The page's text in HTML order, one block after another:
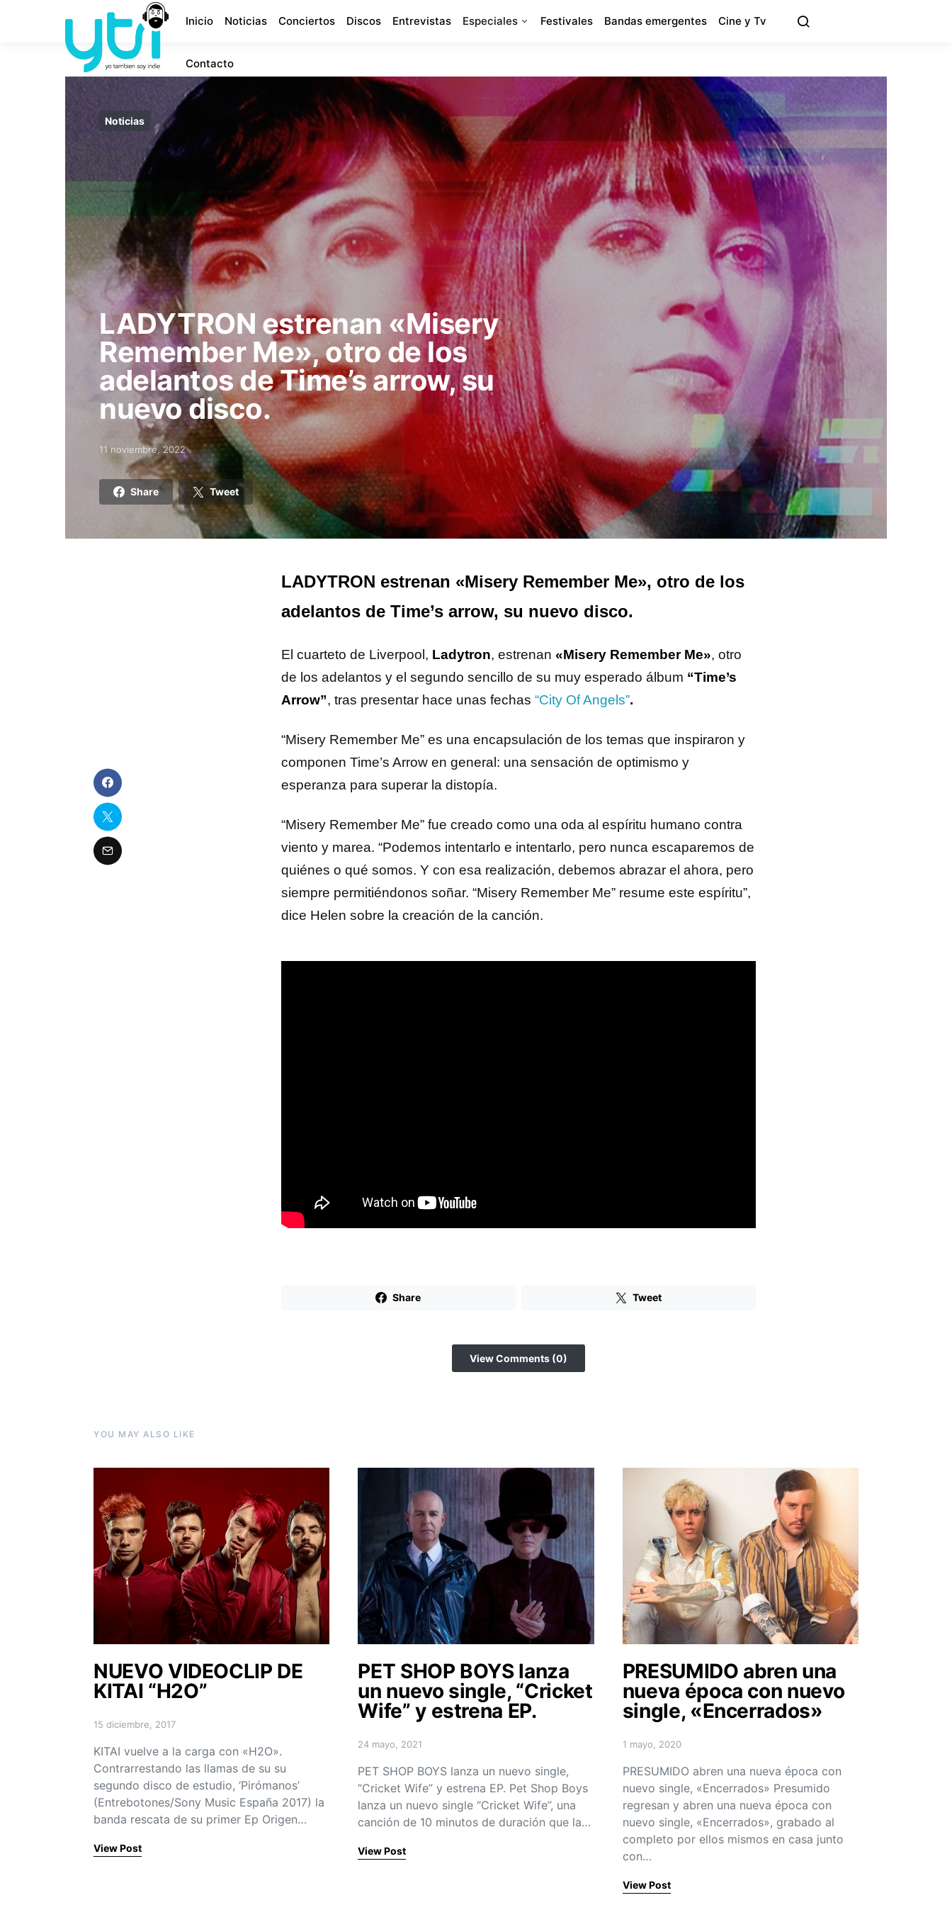
Inicio Noticias Conciertos Discos Entrevistas Especiales Festivales Bandas emergentes Cine y Tv
Contacto
Noticias
LADYTRON estrenan «Misery
Remember Me», otro de los
adelantos de Time’s arrow, su
nuevo disco.
Posted on
11 noviembre, 2022
Share Tweet
LADYTRON estrenan «Misery Remember Me», otro de los
adelantos de Time’s arrow, su nuevo disco.
El cuarteto de Liverpool, Ladytron, estrenan «Misery Remember Me», otro
de los adelantos y el segundo sencillo de su muy esperado álbum “Time’s
Arrow”, tras presentar hace unas fechas “City Of Angels”.
“Misery Remember Me” es una encapsulación de los temas que inspiraron y
componen Time’s Arrow en general: una sensación de optimismo y
esperanza para superar la distopía.
“Misery Remember Me” fue creado como una oda al espíritu humano contra
viento y marea. “Podemos intentarlo e intentarlo, pero nunca escaparemos de
quiénes o qué somos. Y con esa realización, debemos abrazar el ahora, pero
siempre permitiéndonos soñar. “Misery Remember Me” resume este espíritu”,
dice Helen sobre la creación de la canción.
Share Tweet
View Comments (0)
YOU MAY ALSO LIKE
NUEVO VIDEOCLIP DE
KITAI “H2O”
Posted on
15 diciembre, 2017
KITAI vuelve a la carga con «H2O».
Contrarrestando las llamas de su su
segundo disco de estudio, ‘Pirómanos’
(Entrebotones/Sony Music España 2017) la
banda rescata de su primer Ep Origen…
View Post
PET SHOP BOYS lanza
un nuevo single, “Cricket
Wife” y estrena EP.
Posted on
24 mayo, 2021
PET SHOP BOYS lanza un nuevo single,
“Cricket Wife” y estrena EP. Pet Shop Boys
lanza un nuevo single “Cricket Wife”, una
canción de 10 minutos de duración que la…
View Post
PRESUMIDO abren una
nueva época con nuevo
single, «Encerrados»
Posted on
1 mayo, 2020
PRESUMIDO abren una nueva época con
nuevo single, «Encerrados» Presumido
regresan y abren una nueva época con
nuevo single, «Encerrados», grabado al
completo por ellos mismos en casa junto
con…
View Post